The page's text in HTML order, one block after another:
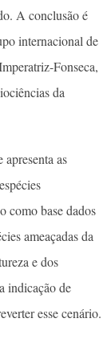
A conclusão é
internacional de
Fonseca,
da
apresenta as
como base dados
ameaçadas da
e dos
indicação de
esse cenário.